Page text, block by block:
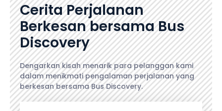
Cerita Perjalanan
Berkesan bersama Bus
Discovery
Dengarkan kisah menarik para pelanggan kami
dalam menikmati pengalaman perjalanan yang
berkesan bersama Bus Discovery.